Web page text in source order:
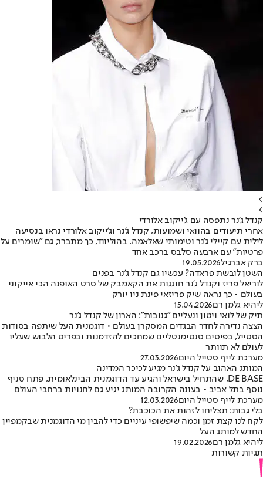
>
>
קנדל ג'נר נתפסה עם ג'ייקוב אלורדי
אחרי תיעודים בהוואי ושמועות, קנדל ג'נר וג'ייקוב אלורדי נראו בנסיעה
לילית עם קיילי ג'נר וטימותי שאלאמה. בהוליווד, כך מתברר, גם "שומרים על
פרטיות" עם ארבעה סלבס ברכב אחד
ברק אברגיל19.05.2026
השטן לובשת פראדה? עכשיו גם קנדל ג'נר בפנים
לוריאל פריז וקנדל ג'נר חוגגות את הקאמבק של סרט האופנה הכי אייקוני
בעולם • כך נראה שיק פריזאי פינת ניו יורק
ליהיא גלמן רם15.04.2026
תיק של לואי ויטון ונעליים "גנובות": הארון של קנדל ג'נר
הצצה נדירה לחדר הבגדים המסקרן בעולם • דוגמנית העל שיתפה בסודות
הסטייל, בפיסים סנטימנטליים שמחכים להזדמנות ובפריט הלבוש שעליו
לעולם לא תוותר
מערכת לייף סטייל היום27.03.2026
המותג האהוב על קנדל ג'נר מגיע לכיכר המדינה
DE BASE, שהתחיל בישראל והגיע עד הדוגמנית הבינלאומית, פתח סניף
נוסף בתל אביב • בעונה הקרובה המותג יגיע גם לחנויות ברחבי העולם
מערכת לייף סטייל היום12.03.2026
בלי גבות: תצליחו לזהות את הכוכבת?
לקח לנו קצת זמן וכמה שיפשופי עיניים כדי להבין מי הדוגמנית שבקמפיין
החדש למותג העל
ליהיא גלמן רם19.02.2026
תגיות קשורות